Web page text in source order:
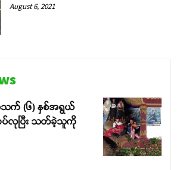
August 6, 2021
သက် (၆) နှစ်အရွယ်
ပ်လုပြီး သတ်ခဲ့သူကို